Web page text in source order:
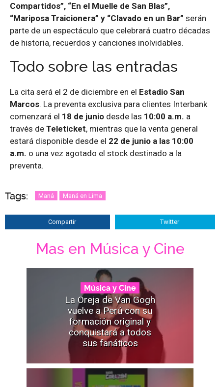
Compartidos”, “En el Muelle de San Blas”,
“Mariposa Traicionera” y “Clavado en un Bar” serán
parte de un espectáculo que celebrará cuatro décadas
de historia, recuerdos y canciones inolvidables.
Todo sobre las entradas
La cita será el 2 de diciembre en el Estadio San
Marcos. La preventa exclusiva para clientes Interbank
comenzará el 18 de junio desde las 10:00 a.m. a
través de Teleticket, mientras que la venta general
estará disponible desde el 22 de junio a las 10:00
a.m. o una vez agotado el stock destinado a la
preventa.
Tags: Maná Maná en Lima
Compartir Twitter
Mas en Música y Cine
Música y Cine
La Oreja de Van Gogh
vuelve a Perú con su
formación original y
conquistará a todos
sus fanáticos